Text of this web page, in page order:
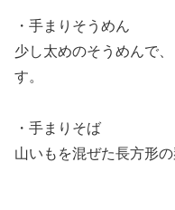
・手まりそうめん
少し太めのそうめんで
す。
・手まりそば
山いもを混ぜた長方形